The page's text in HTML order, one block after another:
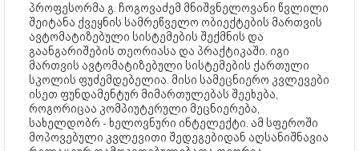
პროფესორმა გ. ჩოგოვაძემ მნიშვნელოვანი წვლილი
შეიტანა ქვეყნის სამრეწველო ობიექტების მართვის
ავტომატიზებული სისტემების შექმნის და
გაანგარიშების თეორიასა და პრაქტიკაში. იგი
მართვის ავტომატიზებული სისტემების ქართული
სკოლის ფუძემდებელია. მისი სამეცნიერო კვლევები
ისეთ ფუნდამენტურ მიმართულებას შეეხება,
როგორიცაა კომპიუტერული მეცნიერება,
სახელდობრ - ხელოვნური ინტელექტი. ამ სფეროში
მოპოვებული კვლევითი შედეგებიდან აღსანიშნავია